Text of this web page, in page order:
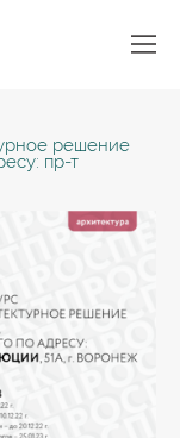
решение
пр-т